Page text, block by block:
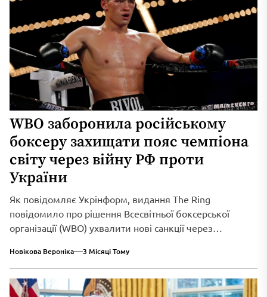
WBO заборонила російському
боксеру захищати пояс чемпіона
світу через війну РФ проти
України
Як повідомляє Укрінформ, видання The Ring
повідомило про рішення Всесвітньої боксерської
організації (WBO) ухвалити нові санкції через
Новікова Вероніка 3 Місяці Тому